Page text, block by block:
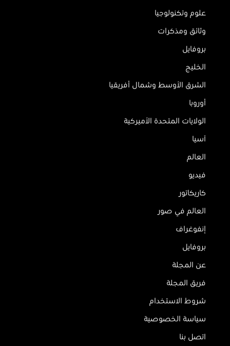
علوم وتكنولوجيا
وثائق ومذكرات
بروفايل
الخليج
الشرق الأوسط وشمال أفريقيا
أوروبا
الولايات المتحدة الأميركية
آسيا
العالم
فيديو
كاريكاتور
العالم في صور
إنفوغراف
بروفايل
عن المجلة
فريق المجلة
شروط الاستخدام
سياسة الخصوصية
اتصل بنا